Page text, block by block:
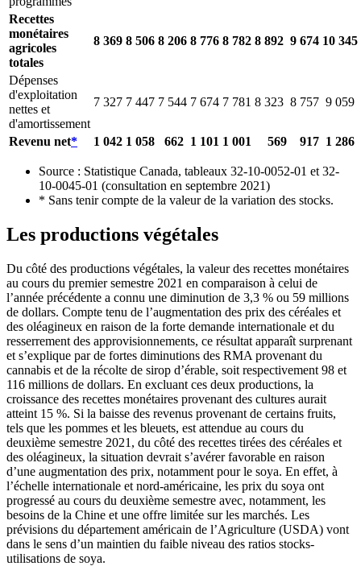
Recettes
monétaires
agricoles
totales
8 369 8 506 8 206 8 776 8 782 8 892 9 674 10 345
Dépenses
d'exploitation
nettes et
d'amortissement
7 327 7 447 7 544 7 674 7 781 8 323 8 757 9 059
Revenu net* 1 042 1 058 662 1 101 1 001 569 917 1 286
Source : Statistique Canada, tableaux 32-10-0052-01 et 32-
10-0045-01 (consultation en septembre 2021)
* Sans tenir compte de la valeur de la variation des stocks.
Les productions végétales
Du côté des productions végétales, la valeur des recettes monétaires
au cours du premier semestre 2021 en comparaison à celui de
l’année précédente a connu une diminution de 3,3 % ou 59 millions
de dollars. Compte tenu de l’augmentation des prix des céréales et
des oléagineux en raison de la forte demande internationale et du
resserrement des approvisionnements, ce résultat apparaît surprenant
et s’explique par de fortes diminutions des RMA provenant du
cannabis et de la récolte de sirop d’érable, soit respectivement 98 et
116 millions de dollars. En excluant ces deux productions, la
croissance des recettes monétaires provenant des cultures aurait
atteint 15 %. Si la baisse des revenus provenant de certains fruits,
tels que les pommes et les bleuets, est attendue au cours du
deuxième semestre 2021, du côté des recettes tirées des céréales et
des oléagineux, la situation devrait s’avérer favorable en raison
d’une augmentation des prix, notamment pour le soya. En effet, à
l’échelle internationale et nord-américaine, les prix du soya ont
progressé au cours du deuxième semestre avec, notamment, les
besoins de la Chine et une offre limitée sur les marchés. Les
prévisions du département américain de l’Agriculture (USDA) vont
dans le sens d’un maintien du faible niveau des ratios stocks-
utilisations de soya.